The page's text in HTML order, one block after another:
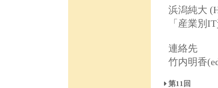
浜潟純大
「産業別
連絡先
竹内明香
第11回